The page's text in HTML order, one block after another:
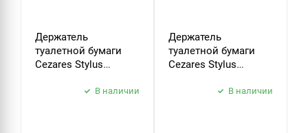
Держатель
туалетной бумаги
Cezares Stylus
В наличии
Держатель
туалетной бумаги
Cezares Stylus
брашированноеВ наличии